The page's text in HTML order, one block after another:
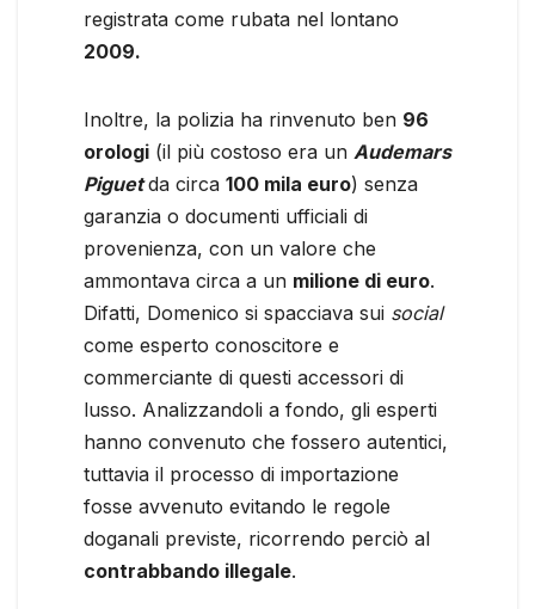
registrata come rubata nel lontano
2009.
Inoltre, la polizia ha rinvenuto ben 96
orologi (il più costoso era un Audemars
Piguet da circa 100 mila euro) senza
garanzia o documenti ufficiali di
provenienza, con un valore che
ammontava circa a un milione di euro.
Difatti, Domenico si spacciava sui social
come esperto conoscitore e
commerciante di questi accessori di
lusso. Analizzandoli a fondo, gli esperti
hanno convenuto che fossero autentici,
tuttavia il processo di importazione
fosse avvenuto evitando le regole
doganali previste, ricorrendo perciò al
contrabbando illegale.